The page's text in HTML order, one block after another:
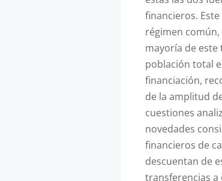
financieros.
régimen
mayoría de este
población total
financiación,
de la amplitud
cuestiones
novedades
financieros de
descuentan de
transferencias